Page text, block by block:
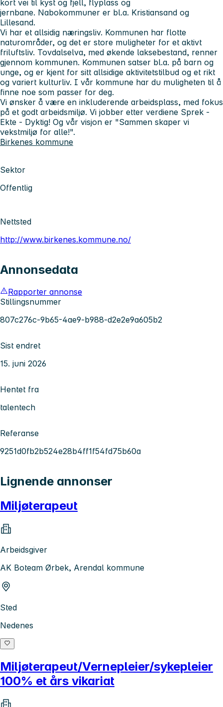
kort vei til kyst og fjell, flyplass og
jernbane. Nabokommuner er bl.a. Kristiansand og
Lillesand.
Vi har et allsidig næringsliv. Kommunen har flotte
naturområder, og det er store muligheter for et aktivt
friluftsliv. Tovdalselva, med økende laksebestand, renner
gjennom kommunen. Kommunen satser bl.a. på barn og
unge, og er kjent for sitt allsidige aktivitetstilbud og et rikt
og variert kulturliv. I vår kommune har du muligheten til å
finne noe som passer for deg.
Vi ønsker å være en inkluderende arbeidsplass, med fokus
på et godt arbeidsmiljø. Vi jobber etter verdiene Sprek -
Ekte - Dyktig! Og vår visjon er "Sammen skaper vi
vekstmiljø for alle!".
Birkenes kommune
Sektor
Offentlig
Nettsted
http://www.birkenes.kommune.no/
Annonsedata
Rapporter annonse
Stillingsnummer
807c276c-9b65-4ae9-b988-d2e2e9a605b2
Sist endret
15. juni 2026
Hentet fra
talentech
Referanse
9251d0fb2b524e28b4ff1f54fd75b60a
Lignende annonser
Miljøterapeut
Arbeidsgiver
AK Boteam Ørbek, Arendal kommune
Sted
Nedenes
Miljøterapeut/Vernepleier/sykepleier
100% et års vikariat